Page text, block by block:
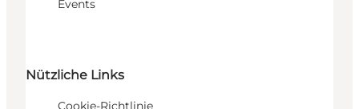
Events
Nützliche Links
Cookie-Richtlinie